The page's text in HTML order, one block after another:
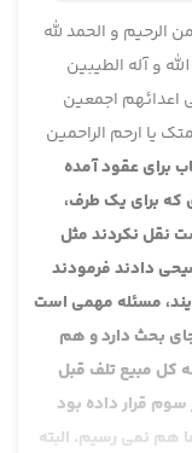
الرحیم و الحمد لله
و آله الطیبین
اعدائهم اجمعین
یا ارحم الراحمین
برای عقود آمده
که برای یک طرف،
نقل نکردند مثل
دادند فرمودند
مسئله مهمی است
بحث دارد و هم
کل مبیع تلف قبل
سوم قرار داده بود
هم نمی رسیم. البته